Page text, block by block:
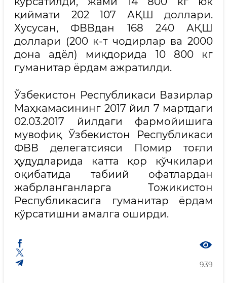
қиймати 202 107 АҚШ доллари.
Хусусан, ФВВдан 168 240 АҚШ
доллари (200 к-т чодирлар ва 2000
дона адёл) миқдорида 10 800 кг
гуманитар ёрдам ажратилди.
Ўзбекистон Республикаси Вазирлар
Маҳкамасининг 2017 йил 7 мартдаги
02.03.2017 йилдаги фармойишига
мувофиқ Ўзбекистон Республикаси
ФВВ делегатсияси Помир тоғли
ҳудудларида катта қор кўчкилари
оқибатида табиий офатлардан
жабрланганларга Тожикистон
Республикасига гуманитар ёрдам
кўрсатишни амалга оширди.
939